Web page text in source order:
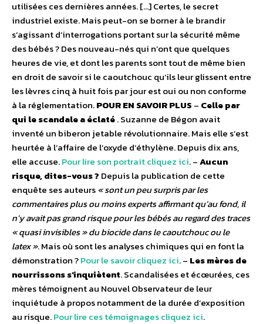
utilisées ces dernières années. […] Certes, le secret
industriel existe. Mais peut-on se borner à le brandir
s’agissant d’interrogations portant sur la sécurité même
des bébés ? Des nouveau-nés qui n’ont que quelques
heures de vie, et dont les parents sont tout de même bien
en droit de savoir si le caoutchouc qu’ils leur glissent entre
les lèvres cinq à huit fois par jour est oui ou non conforme
à la réglementation.POUR EN SAVOIR PLUS – Celle par
qui le scandale a éclaté. Suzanne de Bégon avait
inventé un biberon jetable révolutionnaire. Mais elle s’est
heurtée à l’affaire de l’oxyde d’éthylène. Depuis dix ans,
elle accuse.Pour lire son portrait cliquez ici. –Aucun
risque, dites-vous ? Depuis la publication de cette
enquête ses auteurs« sont un peu surpris par les
commentaires plus ou moins experts affirmant qu’au fond, il
n’y avait pas grand risque pour les bébés au regard des traces
« quasi invisibles » du biocide dans le caoutchouc ou le
latex ». Mais où sont les analyses chimiques qui en font la
démonstration ?Pour le savoir cliquez ici. – Les mères de
nourrissons s’inquiètent. Scandalisées et écœurées, ces
mères témoignent au Nouvel Observateur de leur
inquiétude à propos notamment de la durée d’exposition
au risque.Pour lire ces témoignages cliquez ici.